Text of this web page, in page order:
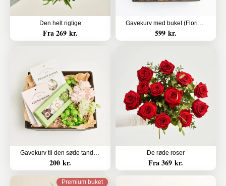
Den helt rigtige
Fra 269 kr.
Gavekurv med buket (Floristens kreative valg med alkohol)
599 kr.
Gavekurv til den søde tand (Floristens kreative valg uden alkohol)
200 kr.
De røde roser
Fra 369 kr.
Premium buket